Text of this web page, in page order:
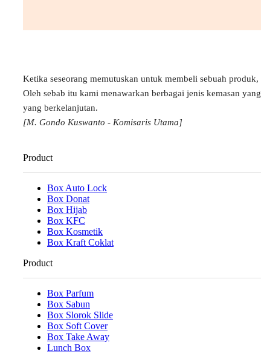
Ketika seseorang memutuskan untuk membeli sebuah
Oleh sebab itu kami menawarkan berbagai jenis kemasan
yang berkelanjutan.
[M. Gondo Kuswanto - Komisaris Utama]
Product
Box Auto Lock
Box Donat
Box Hijab
Box KFC
Box Kosmetik
Box Kraft Coklat
Product
Box Parfum
Box Sabun
Box Slorok Slide
Box Soft Cover
Box Take Away
Lunch Box